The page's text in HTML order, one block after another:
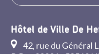
Hôtel de Ville De
42, rue du Général